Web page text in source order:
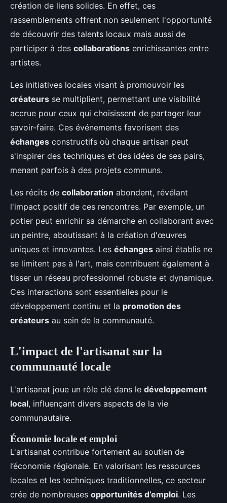
création de liens solides. En effet, ces
rassemblements offrent non seulement l'opportunité
de découvrir des talents locaux mais aussi de
participer à des collaborations enrichissantes entre
artistes.
Les initiatives locales visant à promouvoir les
créateurs se multiplient, permettant une visibilité
accrue pour ceux qui choisissent de partager leur
savoir-faire. Ces événements favorisent des
échanges constructifs où chaque artisan peut
s'inspirer des techniques et des idées de ses pairs,
menant parfois à des projets communs.
Les récits de collaboration abondent, révélant
l'impact positif de ces rencontres. Par exemple, un
potier peut enrichir sa démarche en collaborant avec
un peintre, aboutissant à la création d'œuvres
uniques et innovantes. Les échanges ainsi établis ne
se limitent pas à l'art, mais contribuent également à
tisser un réseau professionnel robuste et dynamique.
Ces interactions sont essentielles pour le
développement continu et la promotion des
créateurs au sein de la communauté.
L'impact de l'artisanat sur la
communauté locale
L'artisanat joue un rôle clé dans le développement
local, influençant divers aspects de la vie
communautaire.
Économie locale et emploi
L'artisanat contribue fortement au soutien de
l’économie régionale. En valorisant les ressources
locales et les techniques traditionnelles, ce secteur
crée de nombreuses opportunités d’emploi. Les